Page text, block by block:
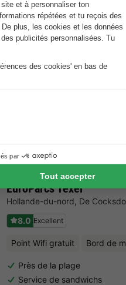
8.8 Excellent
Bord de mer Accès direct
Oasis de nature en bord de
La détente à l'état pur
EuroParcs Texel
Hollande-du-nord, De
8.0 Excellent
Point Wifi gratuit Bord de
Près de la plage
Service de sandwichs